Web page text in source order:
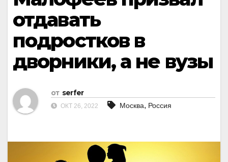
отдавать
подростков в
дворники, а не вузы
от serfer
ОКТ 26, 2022 Москва, Россия